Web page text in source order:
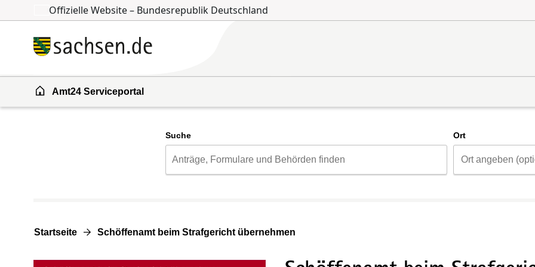
Zum Inhalt springen
Zur Suche springen
Offizielle Website – Bundesrepublik Deutschland
Amt24 Serviceportal
Suche Ort
Startseite Schöffenamt beim Strafgericht übernehmen